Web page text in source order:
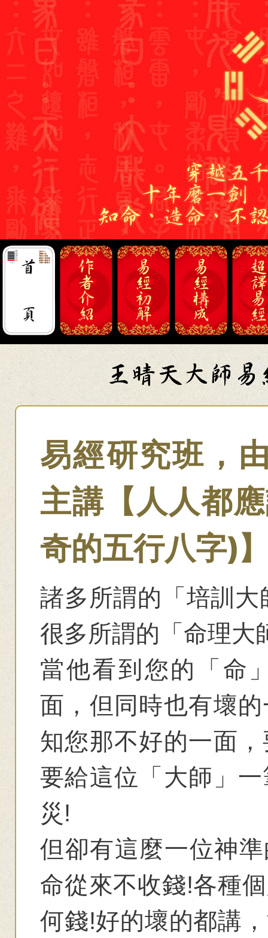
易經研究班，
主講【人人都
奇的五行八字)
諸多所謂的「培訓
很多所謂的「命理大
當他看到您的「命
面，但同時也有壞
知您那不好的一面
要給這位「大師」
災!
但卻有這麼一位神
命從來不收錢!各種
何錢!好的壞的都講